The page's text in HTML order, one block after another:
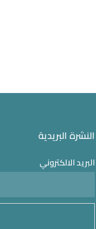
النشرة البريدية
البريد الالكتروني